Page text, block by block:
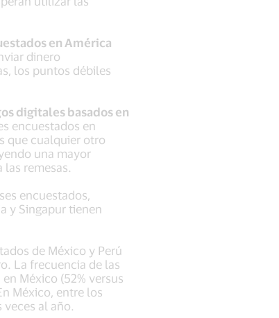
en América
dinero
los puntos débiles
digitales basados en
encuestados en
que cualquier otro
una mayor
remesas.
encuestados,
y Singapur tienen
de México y Perú
La frecuencia de las
México (52% versus
México, entre los
al año.